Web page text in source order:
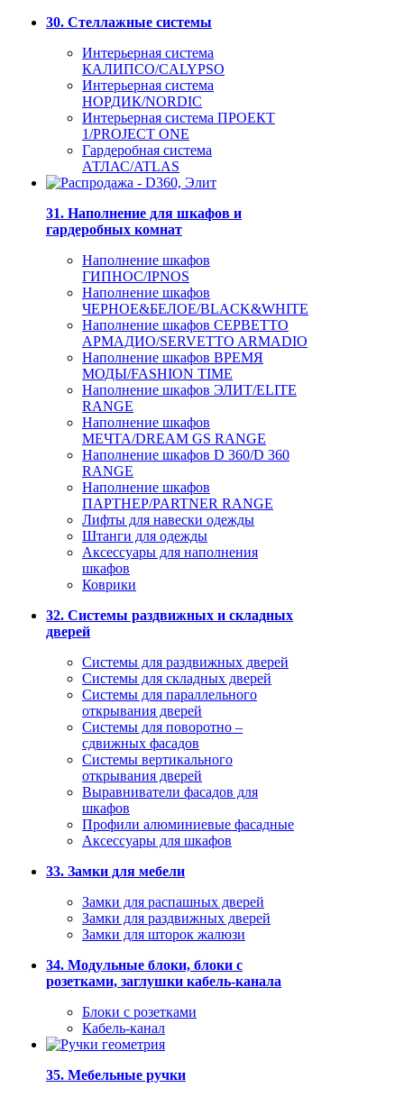
30. Стеллажные системы
Интерьерная система
КАЛИПСО/CALYPSO
Интерьерная система
НОРДИК/NORDIC
Интерьерная система ПРОЕКТ
1/PROJECT ONE
Гардеробная система
АТЛАС/ATLAS
31. Наполнение для шкафов и
гардеробных комнат
Наполнение шкафов
ГИПНОС/IPNOS
Наполнение шкафов
ЧЕРНОЕ&БЕЛОЕ/BLACK&WHITE
Наполнение шкафов СЕРВЕТТО
АРМАДИО/SERVETTO ARMADIO
Наполнение шкафов ВРЕМЯ
МОДЫ/FASHION TIME
Наполнение шкафов ЭЛИТ/ELITE
RANGE
Наполнение шкафов
МЕЧТА/DREAM GS RANGE
Наполнение шкафов D 360/D 360
RANGE
Наполнение шкафов
ПАРТНЕР/PARTNER RANGE
Лифты для навески одежды
Штанги для одежды
Аксессуары для наполнения
шкафов
Коврики
32. Системы раздвижных и складных
дверей
Системы для раздвижных дверей
Системы для складных дверей
Системы для параллельного
открывания дверей
Системы для поворотно –
сдвижных фасадов
Системы вертикального
открывания дверей
Выравниватели фасадов для
шкафов
Профили алюминиевые фасадные
Аксессуары для шкафов
33. Замки для мебели
Замки для распашных дверей
Замки для раздвижных дверей
Замки для шторок жалюзи
34. Модульные блоки, блоки с
розетками, заглушки кабель-канала
Блоки с розетками
Кабель-канал
35. Мебельные ручки